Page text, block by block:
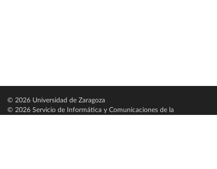
© 2026 Universidad de Zaragoza
© 2026 Servicio de Informática y Comunicaciones de la